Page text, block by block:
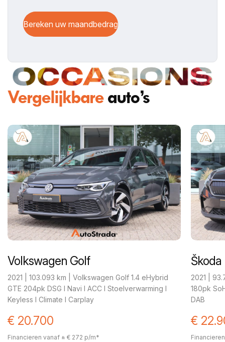
Bereken uw maandbedrag
Vergelijkbareauto’s
Volkswagen Golf
2021 | 103.093 km | Volkswagen Golf 1.4 eHybrid
GTE 204pk DSG I Navi I ACC I Stoelverwarming I
Keyless I Climate I Carplay
€ 20.700
Financieren vanaf ± € 272 p/m*
Škoda
2021 |
180pk
DAB
€